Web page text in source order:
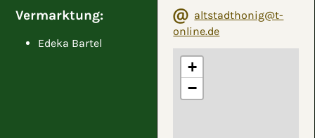
Vermarktung:
Edeka Bartel
altstadthonig@t-
online.de
+
−